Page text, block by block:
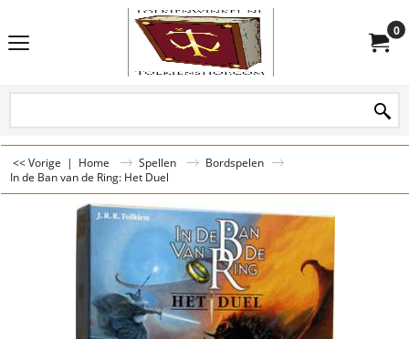
0
<< Vorige | Home Spellen
Bordspelen
In de Ban van de Ring: Het Duel